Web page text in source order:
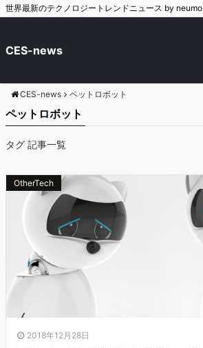
世界最新のテクノロジートレンドニュース by neumo
CES-news
CES-news ペットロボット
ペットロボット
タグ 記事一覧
OtherTech
2018年12月28日